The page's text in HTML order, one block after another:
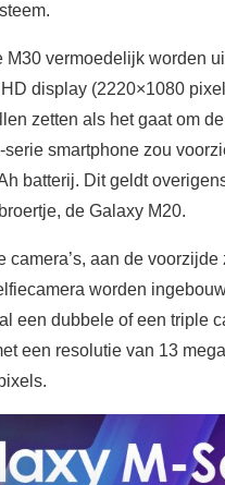
M30 vermoedelijk worden
display (2220×1080
zetten als het gaat om
smartphone zou
batterij. Dit geldt
de Galaxy M20.
camera’s, aan de
worden
een dubbele of een triple
een resolutie van 13